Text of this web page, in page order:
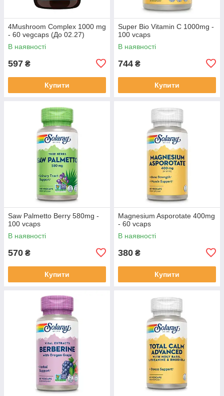
4Mushroom Complex 1000 mg
- 60 vegcaps (До 02.27)
В наявності
597 ₴
Купити
Super Bio Vitamin C 1000mg -
100 vcaps
В наявності
744 ₴
Купити
Saw Palmetto Berry 580mg -
100 vcaps
В наявності
570 ₴
Купити
Magnesium Asporotate 400mg
- 60 vcaps
В наявності
380 ₴
Купити